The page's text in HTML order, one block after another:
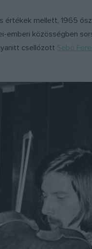
mellett, 1965
emberi közösségben
csellózott Sebő